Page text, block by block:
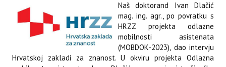
Naš doktorand Ivan Dlačić
mag. ing. agr., po povratku s
HRZZ projekta odlazne
mobilnosti asistenata
(MOBDOK-2023), dao intervju
Hrvatskoj zakladi za znanost. U okviru projekta Odlazna